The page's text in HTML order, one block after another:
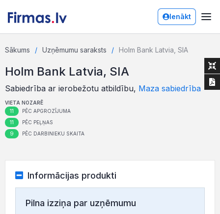
Ienākt
Sākums Uzņēmumu saraksts Holm Bank Latvia, SIA
Holm Bank Latvia, SIA
Sabiedrība ar ierobežotu atbildību, Maza sabiedrība
VIETA NOZARĒ
11 PĒC APGROZĪJUMA
11 PĒC PEĻŅAS
9 PĒC DARBINIEKU SKAITA
Informācijas produkti
Pilna izziņa par uzņēmumu